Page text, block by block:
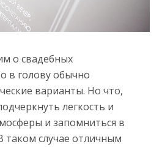
о свадебных
в голову обычно
варианты. Но что,
легкость и
и запомниться в
таком случае отличным